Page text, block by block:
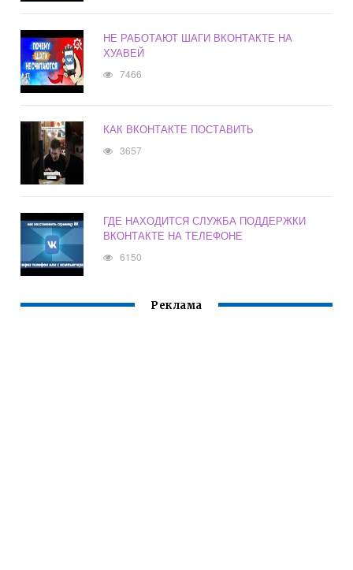
НЕ РАБОТАЮТ ШАГИ ВКОНТАКТЕ НА
ХУАВЕЙ
7466
КАК ВКОНТАКТЕ ПОСТАВИТЬ
3657
ГДЕ НАХОДИТСЯ СЛУЖБА ПОДДЕРЖКИ
ВКОНТАКТЕ НА ТЕЛЕФОНЕ
6150
Реклама